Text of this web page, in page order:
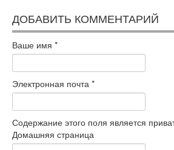
ДОБАВИТЬ КОММЕНТАРИЙ
Ваше имя *
Электронная почта *
Содержание этого поля является
Домашняя страница